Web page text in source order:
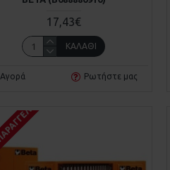
17,43€
ΚΑΛΆΘΙ
Αγορά Ρωτήστε μας